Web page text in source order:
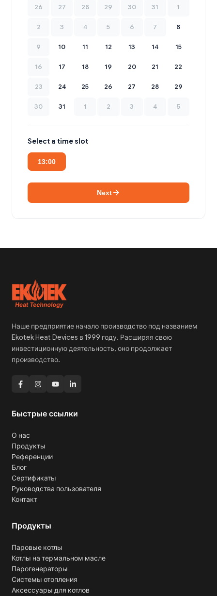
26 27 28 29 30 31 1
2 3 4 5 6 7 8
9 10 11 12 13 14 15
16 17 18 19 20 21 22
23 24 25 26 27 28 29
30 31 1 2 3 4 5
Select a time slot
13:00
Nextarrow_forward
Наше предприятие начало производство под названием
Ekotek Heat Devices в 1999 году. Расширяя свою
инвестиционную деятельность, оно продолжает
производство.
Быстрые ссылки
О нас
Продукты
Референции
Блог
Сертификаты
Руководства пользователя
Контакт
Продукты
Паровые котлы
Котлы на термальном масле
Парогенераторы
Системы отопления
Аксессуары для котлов